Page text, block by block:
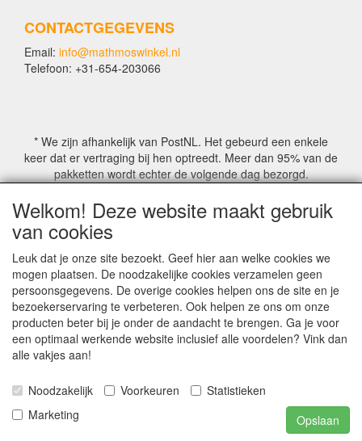
CONTACTGEGEVENS
Email: info@mathmoswinkel.nl
Telefoon: +31-654-203066
* We zijn afhankelijk van PostNL. Het gebeurd een enkele
keer dat er vertraging bij hen optreedt. Meer dan 95% van de
pakketten wordt echter de volgende dag bezorgd.
© COPYRIGHT by Mathmoswinkel.nl
Site Name, Ownership and Design Copyright by
Mathmoswinkel.nl
Copyrighted property may not be distributed, or displayed on
another website, or otherwise copied or reproduced without
our explicit written permission.
For more information on this site please contact:
webmaster@mathmoswinkel.nl
©2005-2026 [Mathmoswinkel]
Al onze prijzen zijn inclusief 21% BTW
Welkom! Deze website maakt gebruik
van cookies
Leuk dat je onze site bezoekt. Geef hier aan welke cookies we
mogen plaatsen. De noodzakelijke cookies verzamelen geen
persoonsgegevens. De overige cookies helpen ons de site en je
bezoekerservaring te verbeteren. Ook helpen ze ons om onze
producten beter bij je onder de aandacht te brengen. Ga je voor
een optimaal werkende website inclusief alle voordelen? Vink dan
alle vakjes aan!
Noodzakelijk Voorkeuren
Statistieken
Marketing
Opslaan